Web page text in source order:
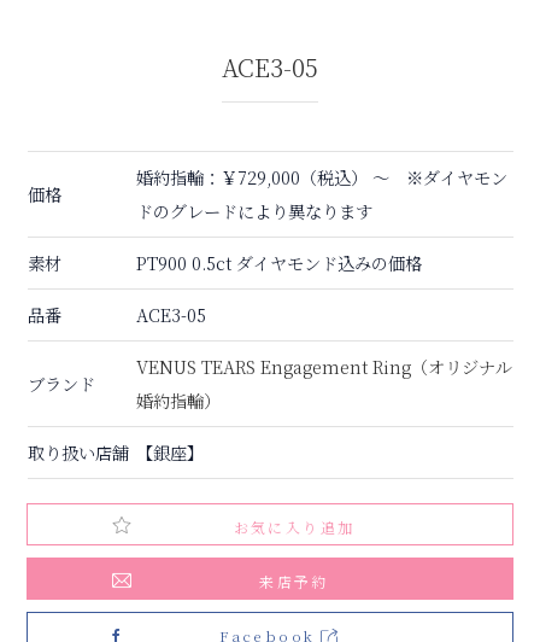
ACE3-05
価格
婚約指輪：￥729,000（税込） 〜 ※ダイヤモン
ドのグレードにより異なります
素材 PT900 0.5ct ダイヤモンド込みの価格
品番 ACE3-05
ブランド
VENUS TEARS Engagement Ring（オリジナル
婚約指輪）
取り扱い店舗 【銀座】
お気に入り追加
来店予約
Facebook